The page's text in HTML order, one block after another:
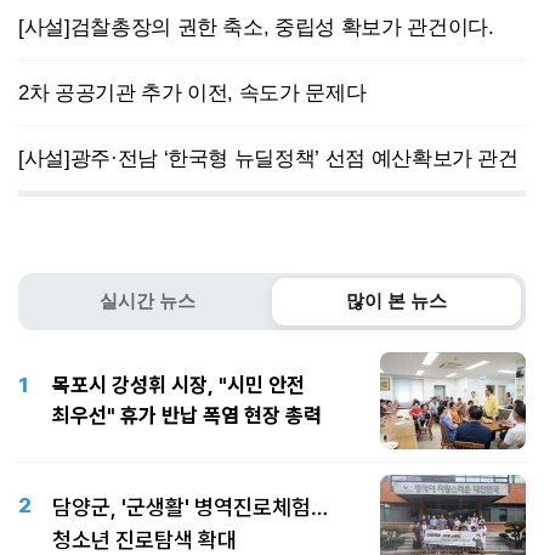
[사설]검찰총장의 권한 축소, 중립성 확보가 관건이다.
2차 공공기관 추가 이전, 속도가 문제다
[사설]광주·전남 ‘한국형 뉴딜정책’ 선점 예산확보가 관건
실시간 뉴스 많이 본 뉴스
1
목포시 강성휘 시장, "시민 안전
최우선" 휴가 반납 폭염 현장 총력
2
담양군, '군생활' 병역진로체험…
청소년 진로탐색 확대